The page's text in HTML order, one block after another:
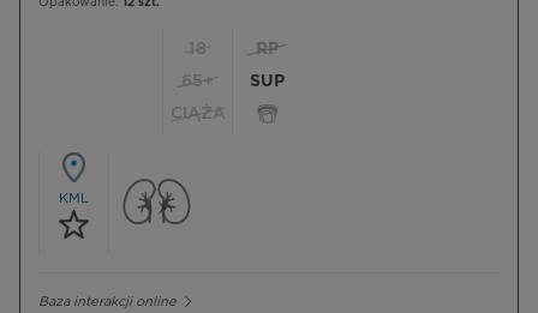
Opakowanie: 12 szt.
18
65+
CIĄŻA
RP
SUP
KML
Baza interakcji online